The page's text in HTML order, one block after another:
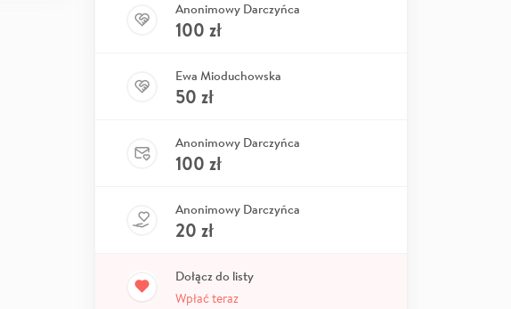
Anonimowy Darczyńca
100 zł
Ewa Mioduchowska
50 zł
Anonimowy Darczyńca
100 zł
Anonimowy Darczyńca
20 zł
Dołącz do listy
Wpłać teraz